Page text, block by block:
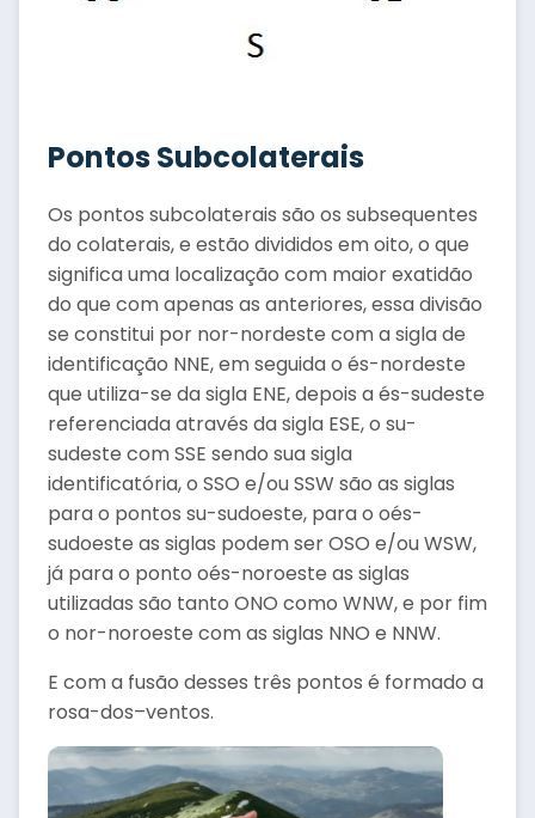
Pontos Subcolaterais
Os pontos subcolaterais são os subsequentes
do colaterais, e estão divididos em oito, o que
significa uma localização com maior exatidão
do que com apenas as anteriores, essa divisão
se constitui por nor-nordeste com a sigla de
identificação NNE, em seguida o és-nordeste
que utiliza-se da sigla ENE, depois a és-sudeste
referenciada através da sigla ESE, o su-
sudeste com SSE sendo sua sigla
identificatória, o SSO e/ou SSW são as siglas
para o pontos su-sudoeste, para o oés-
sudoeste as siglas podem ser OSO e/ou WSW,
já para o ponto oés-noroeste as siglas
utilizadas são tanto ONO como WNW, e por fim
o nor-noroeste com as siglas NNO e NNW.
E com a fusão desses três pontos é formado a
rosa-dos–ventos.